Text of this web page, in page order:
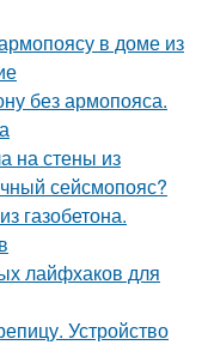
в доме из
без армопояса.
на стены из
сейсмопояс?
газобетона.
лайфхаков для
Устройство